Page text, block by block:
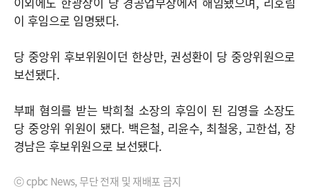
이 후임으로 임명됐다.
당 중앙위 후보위원이던 한상만, 권성환이 당 중앙위원으로
보선됐다.
부패 혐의를 받는 박희철 소장의 후임이 된 김영을 소장도
당 중앙위 위원이 됐다. 백은철, 리윤수, 최철웅, 고한섭, 장
경남은 후보위원으로 보선됐다.
ⓒ cpbc News, 무단 전재 및 재배포 금지